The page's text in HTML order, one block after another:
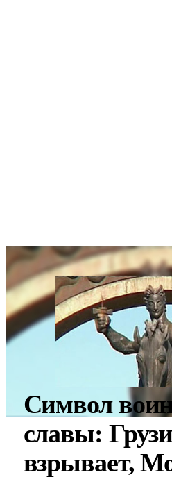
Символ
славы:
взрывает,